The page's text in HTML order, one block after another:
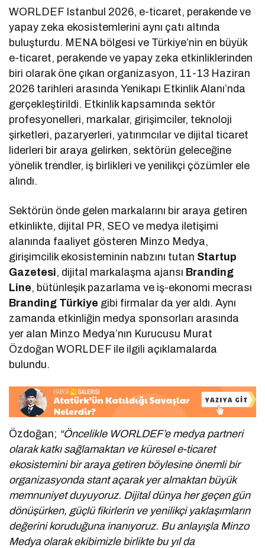
WORLDEF Istanbul 2026, e-ticaret, perakende ve
yapay zeka ekosistemlerini aynı çatı altında
buluşturdu. MENA bölgesi ve Türkiye’nin en büyük
e-ticaret, perakende ve yapay zeka etkinliklerinden
biri olarak öne çıkan organizasyon, 11-13 Haziran
2026 tarihleri arasında Yenikapı Etkinlik Alanı’nda
gerçekleştirildi. Etkinlik kapsamında sektör
profesyonelleri, markalar, girişimciler, teknoloji
şirketleri, pazaryerleri, yatırımcılar ve dijital ticaret
liderleri bir araya gelirken, sektörün geleceğine
yönelik trendler, iş birlikleri ve yenilikçi çözümler ele
alındı.
Sektörün önde gelen markalarını bir araya getiren
etkinlikte, dijital PR, SEO ve medya iletişimi
alanında faaliyet gösteren Minzo Medya,
girişimcilik ekosisteminin nabzını tutan Startup
Gazetesi, dijital markalaşma ajansı Branding
Line, bütünleşik pazarlama ve iş-ekonomi mecrası
Branding Türkiye gibi firmalar da yer aldı. Aynı
zamanda etkinliğin medya sponsorları arasında
yer alan Minzo Medya’nın Kurucusu Murat
Özdoğan WORLDEF ile ilgili açıklamalarda
bulundu.
Özdoğan; “Öncelikle WORLDEF’e medya partneri
olarak katkı sağlamaktan ve küresel e-ticaret
ekosistemini bir araya getiren böylesine önemli bir
organizasyonda stant açarak yer almaktan büyük
memnuniyet duyuyoruz. Dijital dünya her geçen gün
dönüşürken, güçlü fikirlerin ve yenilikçi yaklaşımların
değerini koruduğuna inanıyoruz. Bu anlayışla Minzo
Medya olarak ekibimizle birlikte bu yıl da